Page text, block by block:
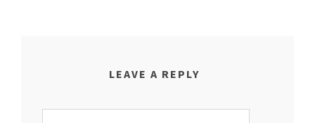
LEAVE A REPLY